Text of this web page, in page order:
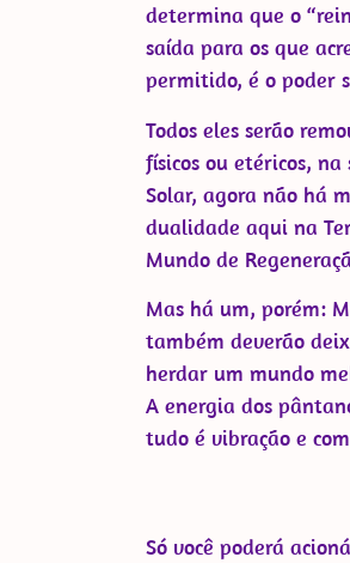
determina que o
saída para os que
permitido, é o poder
Todos eles serão
físicos ou etéricos,
Solar, agora não há
dualidade aqui na
Mundo de
Mas há um, porém:
também deverão
herdar um mundo
A energia dos
tudo é vibração e
Só você poderá